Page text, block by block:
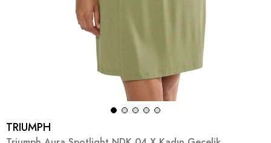
TRIUMPH